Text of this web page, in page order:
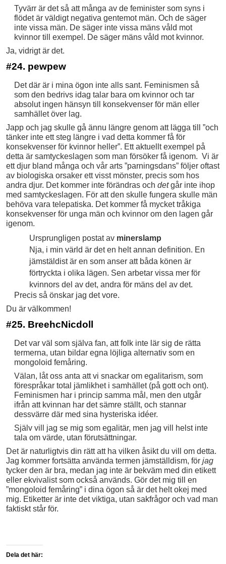
Tyvärr är det så att många av de feminister som syns i
flödet är väldigt negativa gentemot män. Och de säger
inte vissa män. De säger inte vissa mäns våld mot
kvinnor till exempel. De säger mäns våld mot kvinnor.
Ja, vidrigt är det.
#24. pewpew
Det där är i mina ögon inte alls sant. Feminismen så
som den bedrivs idag talar bara om kvinnor och tar
absolut ingen hänsyn till konsekvenser för män eller
samhället över lag.
Japp och jag skulle gå ännu längre genom att lägga till ”och
tänker inte ett steg längre i vad detta kommer få för
konsekvenser för kvinnor heller”. Ett aktuellt exempel på
detta är samtyckeslagen som man försöker få igenom. Vi är
ett djur bland många och vår arts ”parningsdans” följer oftast
av biologiska orsaker ett visst mönster, precis som hos
andra djur. Det kommer inte förändras och detgår inte ihop
med samtyckeslagen. För att den skulle fungera skulle män
behöva vara telepatiska. Det kommer få mycket tråkiga
konsekvenser för unga män och kvinnor om den lagen går
igenom.
Ursprungligen postat av minerslamp
Nja, i min värld är det en helt annan definition. En
jämstäldist är en som anser att båda könen är
förtryckta i olika lägen. Sen arbetar vissa mer för
kvinnors del av det, andra för mäns del av det.
Precis så önskar jag det vore.
Du är välkommen!
#25. BreehcNicdoll
Det var väl som själva fan, att folk inte lär sig de rätta
termerna, utan bildar egna löjliga alternativ som en
mongoloid femåring.
Välan, låt oss anta att vi snackar om egalitarism, som
förespråkar total jämlikhet i samhället (på gott och ont).
Feminismen har i princip samma mål, men den utgår
ifrån att kvinnan har det sämre ställt, och stannar
dessvärre där med sina hysteriska idéer.
Själv vill jag se mig som egalitär, men jag vill helst inte
tala om värde, utan förutsättningar.
Det är naturligtvis din rätt att ha vilken åsikt du vill om detta.
Jag kommer fortsätta använda termen jämställdism, för jag
tycker den är bra, medan jag inte är bekväm med din etikett
eller ekvivalist som också används. Gör det mig till en
”mongoloid femåring” i dina ögon så är det helt okej med
mig. Etiketter är inte det viktiga, utan sakfrågor och vad man
faktiskt står för.
Dela det här: